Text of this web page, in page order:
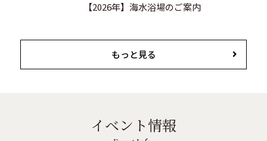
【2026年】海水浴場のご案内
もっと見る
イベント情報